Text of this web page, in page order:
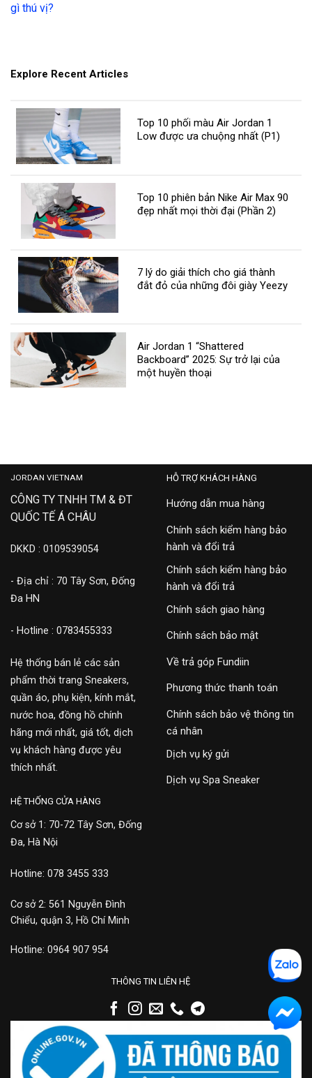
gì thú vị?
Explore Recent Articles
Top 10 phối màu Air Jordan 1
Low được ưa chuộng nhất (P1)
Top 10 phiên bản Nike Air Max 90
đẹp nhất mọi thời đại (Phần 2)
7 lý do giải thích cho giá thành
đắt đỏ của những đôi giày Yeezy
Air Jordan 1 “Shattered
Backboard” 2025: Sự trở lại của
một huyền thoại
JORDAN VIETNAM
CÔNG TY TNHH TM & ĐT
QUỐC TẾ Á CHÂU
DKKD : 0109539054
- Địa chỉ : 70 Tây Sơn, Đống
Đa HN
- Hotline : 0783455333
Hệ thống bán lẻ các sản
phẩm thời trang Sneakers,
quần áo, phụ kiện, kính mắt,
nước hoa, đồng hồ chính
hãng mới nhất, giá tốt, dịch
vụ khách hàng được yêu
thích nhất.
HỖ TRỢ KHÁCH HÀNG
Hướng dẫn mua hàng
Chính sách kiểm hàng bảo
hành và đổi trả
Chính sách kiểm hàng bảo
hành và đổi trả
Chính sách giao hàng
Chính sách bảo mật
Về trả góp Fundiin
Phương thức thanh toán
Chính sách bảo vệ thông tin
cá nhân
Dịch vụ ký gửi
Dịch vụ Spa Sneaker
HỆ THỐNG CỬA HÀNG
Cơ sở 1: 70-72 Tây Sơn, Đống
Đa, Hà Nội
Hotline: 078 3455 333
Cơ sở 2: 561 Nguyễn Đình
Chiểu, quận 3, Hồ Chí Minh
Hotline: 0964 907 954
THÔNG TIN LIÊN HỆ